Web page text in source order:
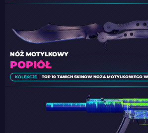
POPIÓŁ
NÓŻ MOTYLKOWY
KOLEKCJE TOP 10 TANICH SKINÓW NOŻA MOTYLKOWEGO